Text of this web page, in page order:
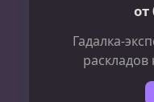
Гадалка-